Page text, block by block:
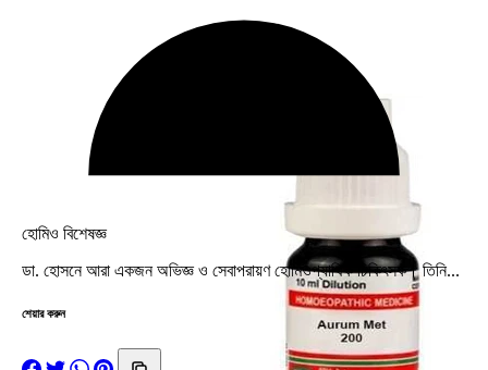
হোমিও বিশেষজ্ঞ
ডা. হোসনে আরা একজন অভিজ্ঞ ও সেবাপরায়ণ হোমিওপ্যাথিক চিকিৎসক। তিনি...
শেয়ার করুন